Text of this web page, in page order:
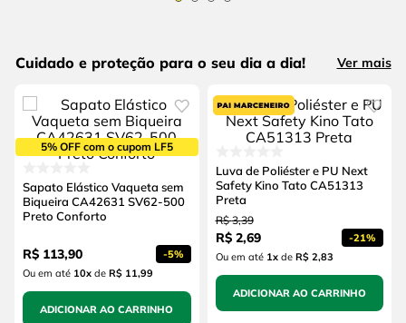
Cuidado e proteção para o seu dia a dia! Ver mais
5% OFF com o cupom LF5
Sapato Elástico Vaqueta sem
Biqueira CA42631 SV62-500
Preto Conforto
R$ 113,90 -5%
Ou em até 10x de R$ 11,99
ADICIONAR AO CARRINHO
Luva de Poliéster e PU Next
Safety Kino Tato CA51313
Preta
R$ 3,39
R$ 2,69 -21%
Ou em até 1xde R$ 2,83
ADICIONAR AO CARRINHO